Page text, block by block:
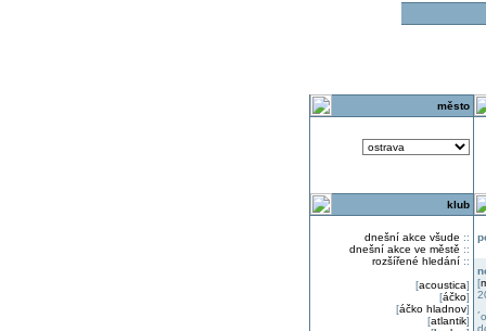
město
klub
dnešní akce všude ::
dnešní akce ve městě ::
rozšířené hledání::
[acoustica]
[áčko]
[áčko hladnov]
[atlantik]
[